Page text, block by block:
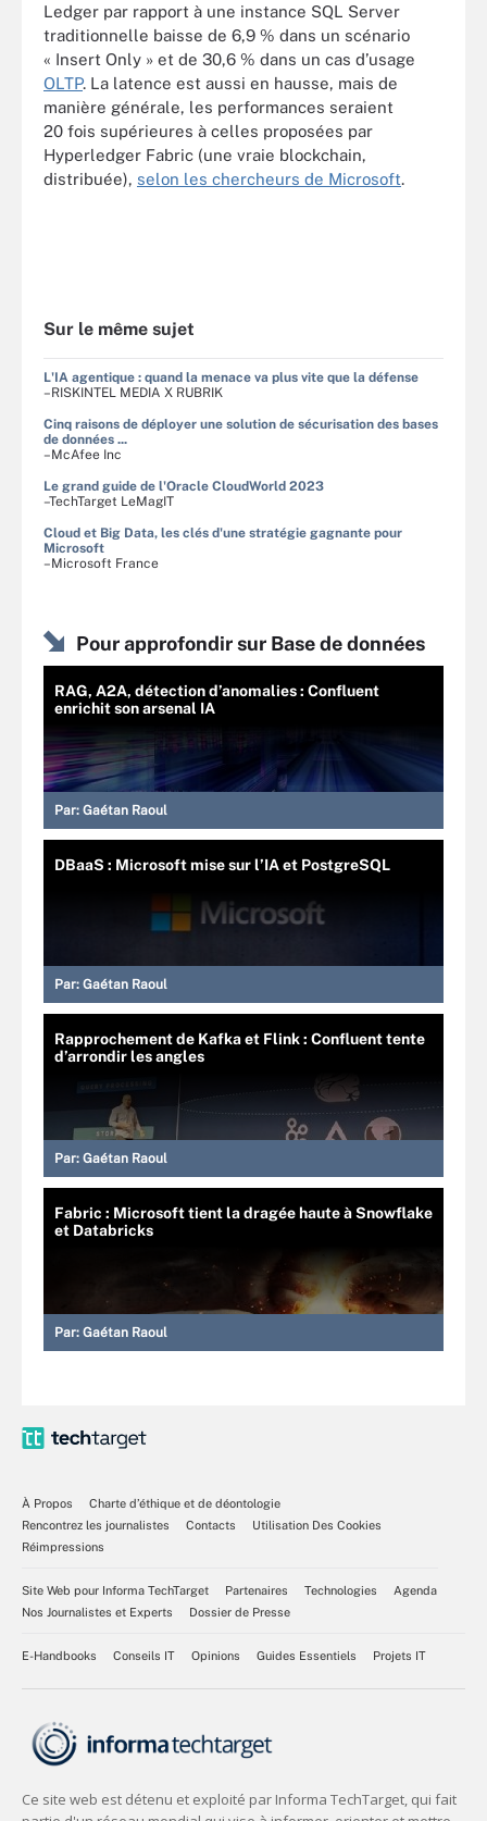
Ledger par rapport à une instance SQL Server
traditionnelle baisse de 6,9 % dans un scénario
« Insert Only » et de 30,6 % dans un cas d’usage
OLTP. La latence est aussi en hausse, mais de
manière générale, les performances seraient
20 fois supérieures à celles proposées par
Hyperledger Fabric (une vraie blockchain,
distribuée), selon les chercheurs de Microsoft.
Sur le même sujet
L'IA agentique : quand la menace va plus vite que la défense
–RISKINTEL MEDIA X RUBRIK
Cinq raisons de déployer une solution de sécurisation des bases
de données ...
–McAfee Inc
Le grand guide de l'Oracle CloudWorld 2023
–TechTarget LeMagIT
Cloud et Big Data, les clés d'une stratégie gagnante pour
Microsoft
–Microsoft France
Pour approfondir sur Base de données
RAG, A2A, détection d’anomalies : Confluent
enrichit son arsenal IA
Par: Gaétan Raoul
DBaaS : Microsoft mise sur l’IA et PostgreSQL
Par: Gaétan Raoul
Rapprochement de Kafka et Flink : Confluent tente
d’arrondir les angles
Par: Gaétan Raoul
Fabric : Microsoft tient la dragée haute à Snowflake
et Databricks
Par: Gaétan Raoul
À Propos
Charte d’éthique et de déontologie
Rencontrez les journalistes
Contacts
Utilisation Des Cookies
Réimpressions
Site Web pour Informa TechTarget Partenaires Technologies
Agenda
Nos Journalistes et Experts
Dossier de Presse
E-Handbooks Conseils IT Opinions Guides Essentiels Projets IT